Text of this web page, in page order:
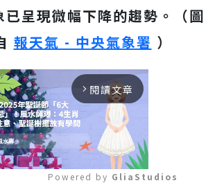
已呈現微幅下降的趨勢。（圖
報天氣 - 中央氣象署 ）
arrow_forward_ios 閱讀文章
Powered by GliaStudios